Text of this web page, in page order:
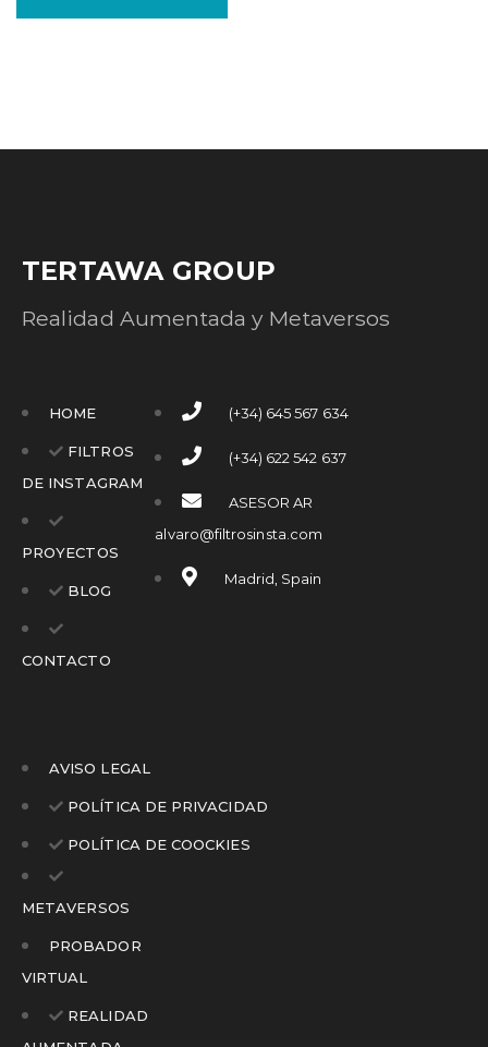
TERTAWA GROUP
Realidad Aumentada y Metaversos
HOME
FILTROS
DE INSTAGRAM
PROYECTOS
BLOG
CONTACTO
(+34) 645 567 634
(+34) 622 542 637
ASESOR AR
alvaro@filtrosinsta.com
Madrid, Spain
AVISO LEGAL
POLÍTICA DE PRIVACIDAD
POLÍTICA DE COOCKIES
METAVERSOS
PROBADOR
VIRTUAL
REALIDAD